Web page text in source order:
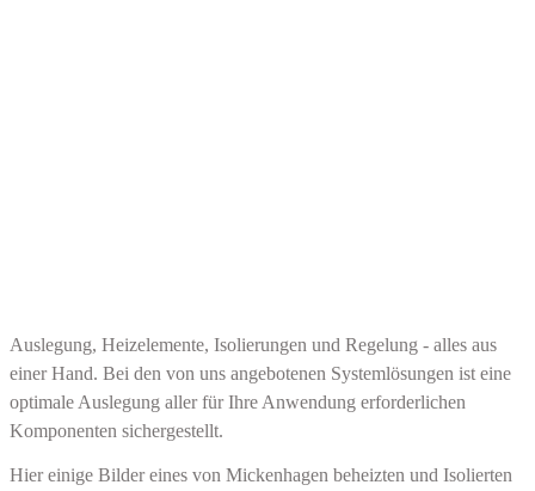
Auslegung, Heizelemente, Isolierungen und Regelung - alles aus
einer Hand. Bei den von uns angebotenen Systemlösungen ist eine
optimale Auslegung aller für Ihre Anwendung erforderlichen
Komponenten sichergestellt.
Hier einige Bilder eines von Mickenhagen beheizten und Isolierten